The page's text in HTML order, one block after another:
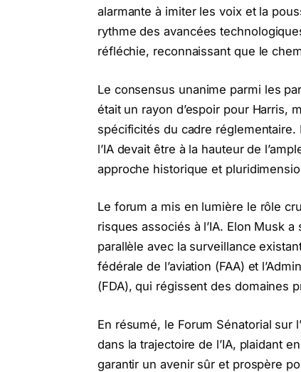
alarmante à imiter les voix et la
rythme des avancées
réfléchie, reconnaissant que le
Le consensus unanime parmi les
était un rayon d’espoir pour Harris,
spécificités du cadre
l’IA devait être à la hauteur de
approche historique et
Le forum a mis en lumière le rôle
risques associés à l’IA. Elon Musk
parallèle avec la surveillance
fédérale de l’aviation (FAA) et
(FDA), qui régissent des domaines
En résumé, le Forum Sénatorial sur
dans la trajectoire de l’IA, plaidant
garantir un avenir sûr et prospère